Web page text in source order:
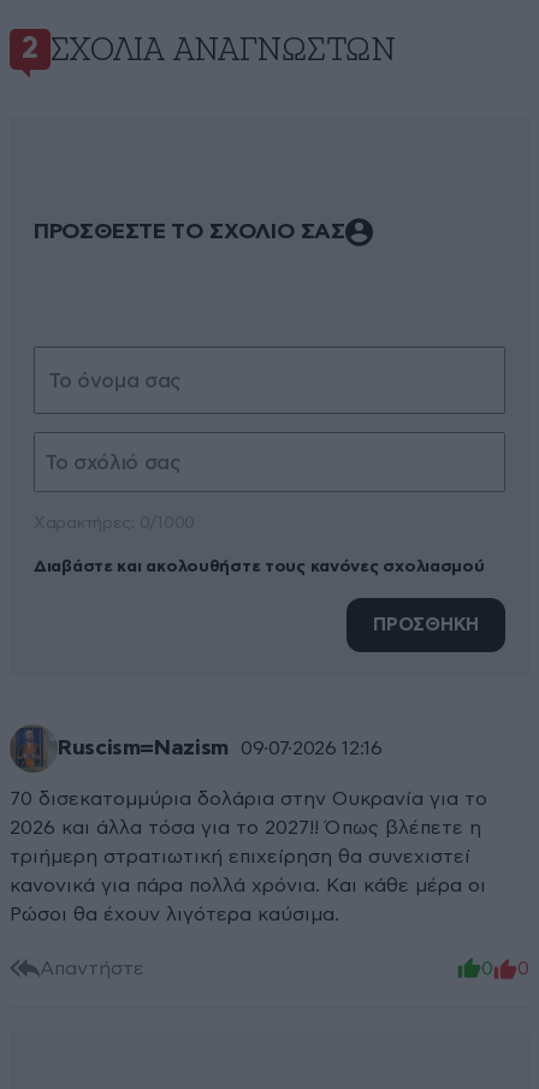
2 ΣΧΌΛΙΑ ΑΝΑΓΝΩΣΤΏΝ
ΠΡΟΣΘΕΣΤΕ ΤΟ ΣΧΟΛΙΟ ΣΑΣ
Διαβάστε και ακολουθήστε τους κανόνες σχολιασμού
ΠΡΟΣΘΗΚΗ
Ruscism=Nazism 09·07·2026 12:16
70 δισεκατομμύρια δολάρια στην Ουκρανία για το
2026 και άλλα τόσα για το 2027!! Όπως βλέπετε η
τριήμερη στρατιωτική επιχείρηση θα συνεχιστεί
κανονικά για πάρα πολλά χρόνια. Και κάθε μέρα οι
Ρώσοι θα έχουν λιγότερα καύσιμα.
Απαντήστε 0 0